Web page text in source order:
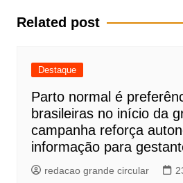
Post
Related post
Destaque
Parto normal é
brasileiras no início da
campanha reforça
informação para
redacao grande circular